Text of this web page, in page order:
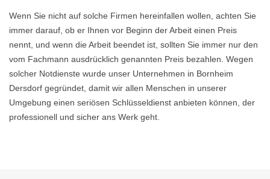
Wenn Sie nicht auf solche Firmen hereinfallen wollen, achten Sie
immer darauf, ob er Ihnen vor Beginn der Arbeit einen Preis
nennt, und wenn die Arbeit beendet ist, sollten Sie immer nur den
vom Fachmann ausdrücklich genannten Preis bezahlen. Wegen
solcher Notdienste wurde unser Unternehmen in Bornheim
Dersdorf gegründet, damit wir allen Menschen in unserer
Umgebung einen seriösen Schlüsseldienst anbieten können, der
professionell und sicher ans Werk geht.